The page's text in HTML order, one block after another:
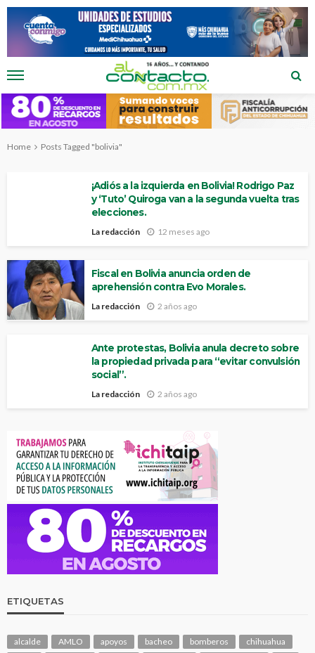
Home Posts Tagged "bolivia"
¡Adiós a la izquierda en Bolivia! Rodrigo Paz
y ‘Tuto’ Quiroga van a la segunda vuelta tras
elecciones.
La redacción 12 meses ago
Fiscal en Bolivia anuncia orden de
aprehensión contra Evo Morales.
La redacción 2 años ago
Ante protestas, Bolivia anula decreto sobre
la propiedad privada para “evitar convulsión
social”.
La redacción 2 años ago
ETIQUETAS
alcalde AMLO apoyos bacheo bomberos
chihuahua